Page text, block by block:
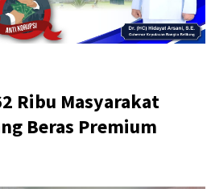
Ribu Masyarakat
Beras Premium